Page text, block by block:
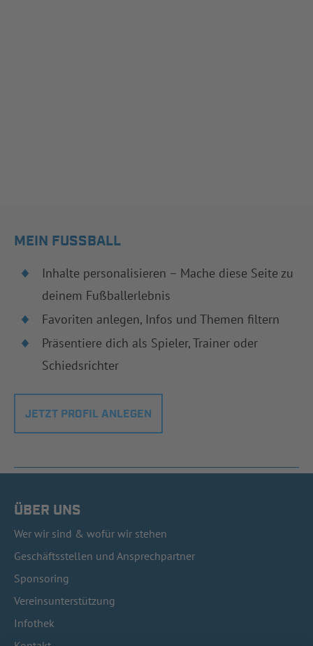
MEIN FUSSBALL
Inhalte personalisieren – Mache diese Seite zu
deinem Fußballerlebnis
Favoriten anlegen, Infos und Themen filtern
Präsentiere dich als Spieler, Trainer oder
Schiedsrichter
JETZT PROFIL ANLEGEN
ÜBER UNS
Wer wir sind & wofür wir stehen
Geschäftsstellen und Ansprechpartner
Sponsoring
Vereinsunterstützung
Infothek